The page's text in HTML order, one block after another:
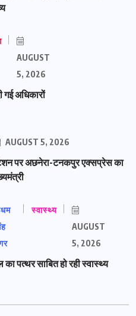
AUGUST
5, 2026
गई अधिकारों
AUGUST 5, 2026
पर अछनेरा-टनकपुर एक्सप्रेस का
स्वास्थ्य
AUGUST
5, 2026
पत्थर साबित हो रही स्वास्थ्य